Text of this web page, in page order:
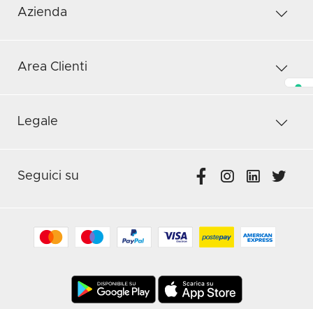
Azienda
Area Clienti
Legale
Seguici su